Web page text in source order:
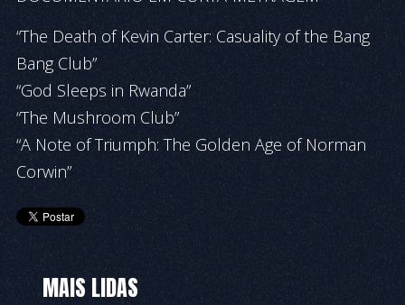
“The Death of Kevin Carter: Casuality of the Bang
Bang Club”
“God Sleeps in Rwanda”
“The Mushroom Club”
“A Note of Triumph: The Golden Age of Norman
Corwin”
MAIS LIDAS